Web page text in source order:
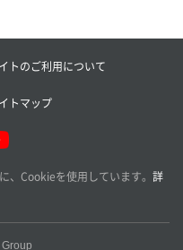
トのご利用について
トマップ
、Cookieを使用しています。 詳